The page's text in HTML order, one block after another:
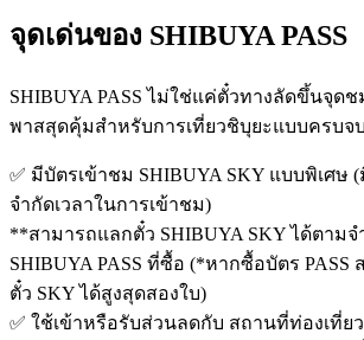
จุดเด่นของ SHIBUYA PASS
SHIBUYA PASS ไม่ใช่แค่ตั๋วทางลัดขึ้นจุด
พาสสุดคุ้มสำหรับการเที่ยวชิบุยะแบบครบจบ
✅ มีบัตรเข้าชม SHIBUYA SKY แบบพิเศษ
จำกัดเวลาในการเข้าชม)
**สามารถแลกตั๋ว SHIBUYA SKY ได้ตาม
SHIBUYA PASS ที่ซื้อ (*หากซื้อบัตร PASS
ตั๋ว SKY ได้สูงสุดสองใบ)
✅ ใช้เข้าหรือรับส่วนลดกับ สถานที่ท่องเที่ย